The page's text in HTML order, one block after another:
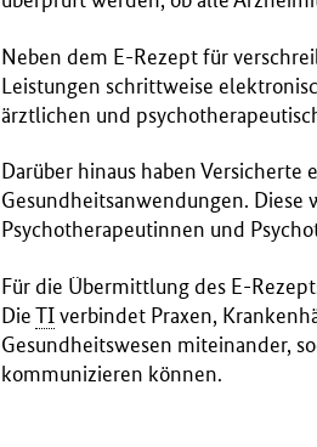
Neben dem E-Rezept für
Leistungen schrittweise
ärztlichen und
Darüber hinaus haben
Gesundheitsanwendungen.
Psychotherapeutinnen und
Für die Übermittlung des E-
Die TIverbindet Praxen,
Gesundheitswesen miteinander,
kommunizieren können.